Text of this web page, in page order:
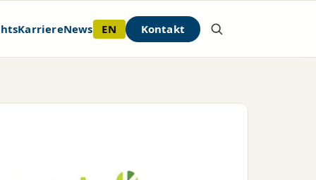
KarriereNews EN Kontakt